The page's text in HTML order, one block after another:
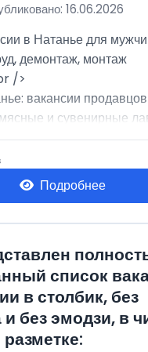
16.06.2026
в Натанье для
демонтаж, монтаж
/>
вакансии
и сувенирные
сборку м...
Подробнее
список
в столбик, без
и без эмодзи, в